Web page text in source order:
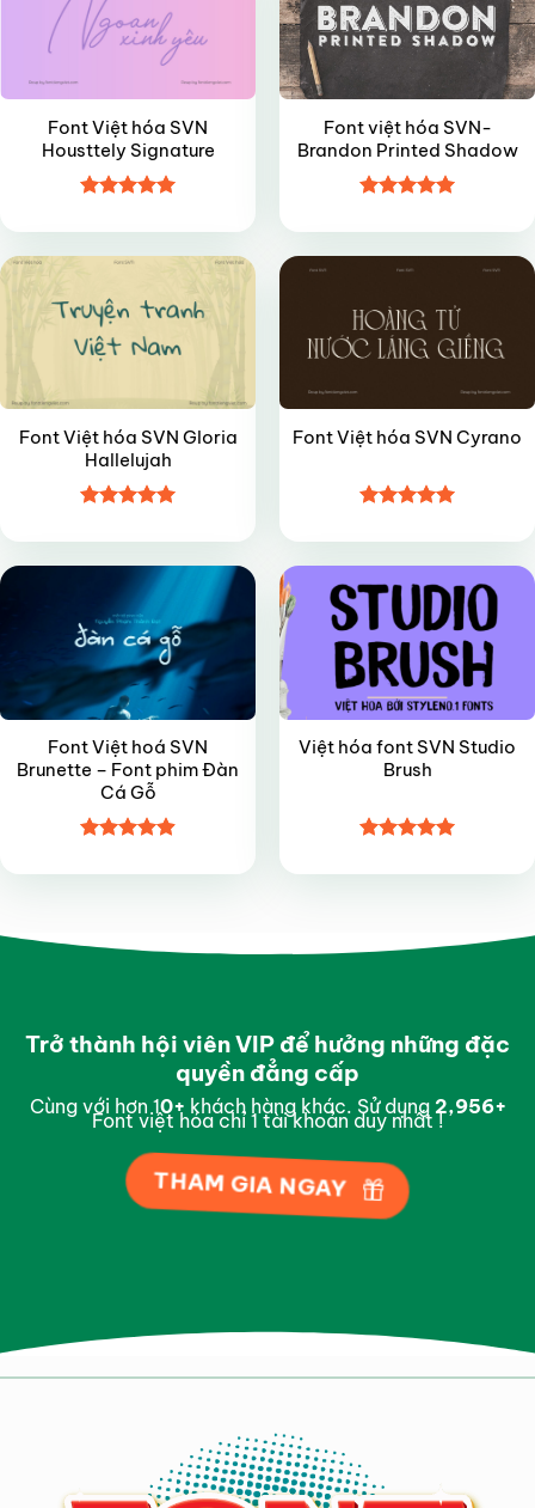
Font Việt hóa SVN
Housttely Signature
hạng55
sao
Font việt hóa SVN-
Brandon Printed Shadow
hạng55
sao
Font Việt hóa SVN Gloria
Hallelujah
hạng4.95
5 sao
Font Việt hóa SVN Cyrano
hạng55
sao
Font Việt hoá SVN
Brunette – Font phim Đàn
Cá Gỗ
hạng4.95
Việt hóa font SVN Studio
Brush
hạng55
Trở thành hội viên VIP để hưởng những đặc
quyền đẳng cấp
Cùng với hơn 10+ khách hàng khác. Sử dụng 2,997+
Font việt hóa chỉ 1 tài khoản duy nhất !
THAM GIA NGAY